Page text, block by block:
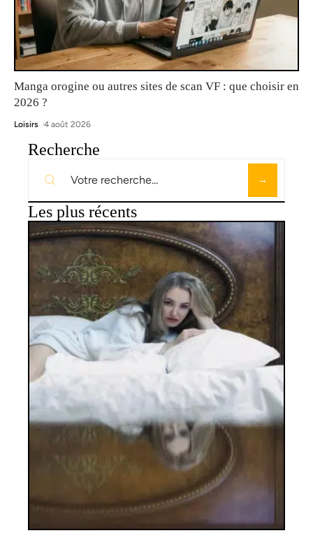
Manga orogine ou autres sites de scan VF : que choisir en
2026 ?
Loisirs 4 août 2026
Recherche
Les plus récents